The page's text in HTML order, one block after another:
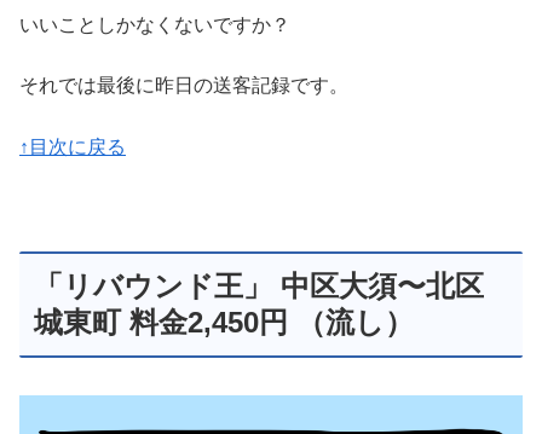
いいことしかなくないですか？
それでは最後に昨日の送客記録です。
↑目次に戻る
「リバウンド王」 中区大須〜北区
城東町 料金2,450円 （流し）